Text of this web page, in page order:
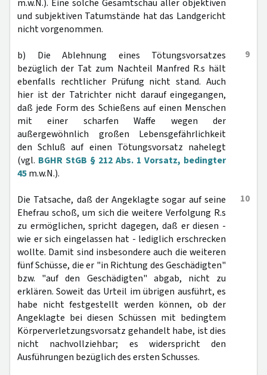
m.w.N.). Eine solche Gesamtschau aller objektiven
und subjektiven Tatumstände hat das Landgericht
nicht vorgenommen.
9
b) Die Ablehnung eines Tötungsvorsatzes
bezüglich der Tat zum Nachteil Manfred R.s hält
ebenfalls rechtlicher Prüfung nicht stand. Auch
hier ist der Tatrichter nicht darauf eingegangen,
daß jede Form des Schießens auf einen Menschen
mit einer scharfen Waffe wegen der
außergewöhnlich großen Lebensgefährlichkeit
den Schluß auf einen Tötungsvorsatz nahelegt
(vgl. BGHR StGB § 212 Abs. 1 Vorsatz, bedingter
45m.w.N.).
10
Die Tatsache, daß der Angeklagte sogar auf seine
Ehefrau schoß, um sich die weitere Verfolgung R.s
zu ermöglichen, spricht dagegen, daß er diesen -
wie er sich eingelassen hat - lediglich erschrecken
wollte. Damit sind insbesondere auch die weiteren
fünf Schüsse, die er "in Richtung des Geschädigten"
bzw. "auf den Geschädigten" abgab, nicht zu
erklären. Soweit das Urteil im übrigen ausführt, es
habe nicht festgestellt werden können, ob der
Angeklagte bei diesen Schüssen mit bedingtem
Körperverletzungsvorsatz gehandelt habe, ist dies
nicht nachvollziehbar; es widerspricht den
Ausführungen bezüglich des ersten Schusses.